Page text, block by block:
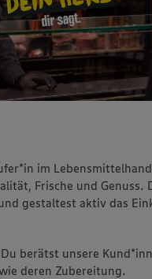
im
Frische und
gestaltest aktiv das
berätst unsere
deren Zubereitung.